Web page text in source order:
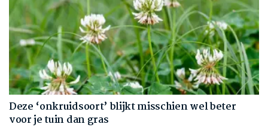
Deze ‘onkruidsoort’ blijkt misschien wel beter
voor je tuin dan gras